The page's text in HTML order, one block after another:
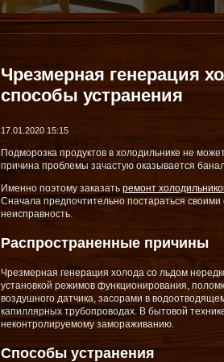
Чрезмерная генерация
способы устранения
17.01.2020 15:15
Подморозка продуктов в холодильнике не
причина проблемы зачастую оказывается
Именно поэтому заказать ремонт
Сначала предпочтительно постараться своими
неисправность.
Распространенные причины
Чрезмерная генерация холода со льдом
установкой режимов функционирования,
воздушного датчика, засорами в
капиллярных трубопроводах. В бытовой
неконтролируемому замораживанию.
Способы устранения